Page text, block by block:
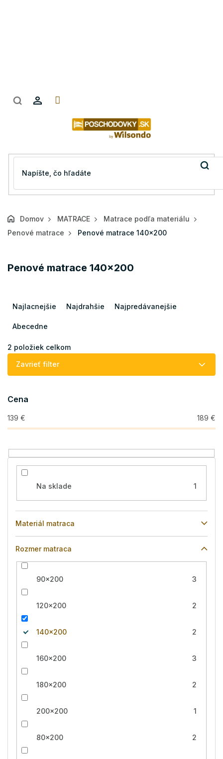
Domov MATRACE
Matrace podľa materiálu
Penové matrace
Penové matrace 140x200
Penové matrace 140x200
e
i
d
u
k
o
v
Najlacnejšie Najdrahšie Najpredávanejšie
Abecedne
2 položiek celkom
Zavrieť filter
Cena
139 € 189 €
Na sklade 1
Materiál matraca
Rozmer matraca
90x200 3
120x200 2
140x200 2
160x200 3
180x200 2
200x200 1
80x200 2